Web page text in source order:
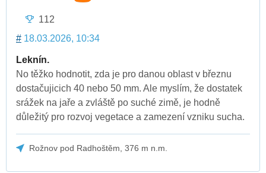
112
# 18.03.2026, 10:34
Leknín.
No těžko hodnotit, zda je pro danou oblast v březnu
dostačujicich 40 nebo 50 mm. Ale myslím, že dostatek
srážek na jaře a zvláště po suché zimě, je hodně
důležitý pro rozvoj vegetace a zamezení vzniku sucha.
Rožnov pod Radhoštěm, 376 m n.m.